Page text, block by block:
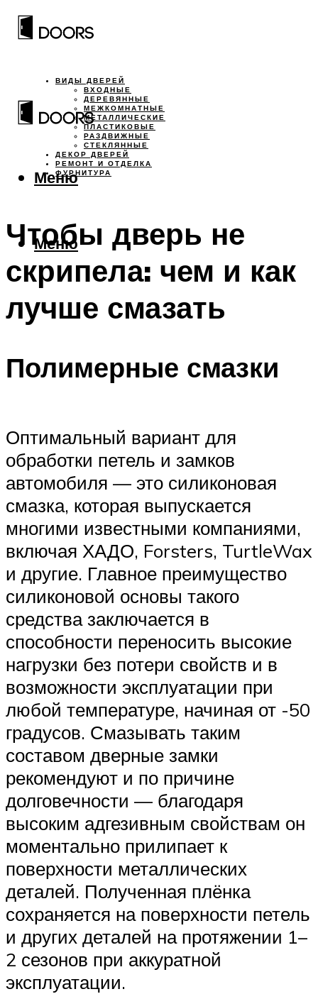
ВИДЫ ДВЕРЕЙ
ВХОДНЫЕ
ДЕРЕВЯННЫЕ
МЕЖКОМНАТНЫЕ
МЕТАЛЛИЧЕСКИЕ
ПЛАСТИКОВЫЕ
РАЗДВИЖНЫЕ
СТЕКЛЯННЫЕ
ДЕКОР ДВЕРЕЙ
РЕМОНТ И ОТДЕЛКА
ФУРНИТУРА
Меню
Меню
Чтобы дверь не
скрипела: чем и как
лучше смазать
Полимерные смазки
Оптимальный вариант для
обработки петель и замков
автомобиля — это силиконовая
смазка, которая выпускается
многими известными компаниями,
включая ХАДО, Forsters, TurtleWax
и другие. Главное преимущество
силиконовой основы такого
средства заключается в
способности переносить высокие
нагрузки без потери свойств и в
возможности эксплуатации при
любой температуре, начиная от -50
градусов. Смазывать таким
составом дверные замки
рекомендуют и по причине
долговечности — благодаря
высоким адгезивным свойствам он
моментально прилипает к
поверхности металлических
деталей. Полученная плёнка
сохраняется на поверхности петель
и других деталей на протяжении 1–
2 сезонов при аккуратной
эксплуатации.